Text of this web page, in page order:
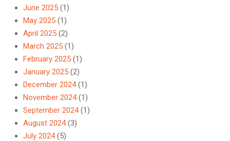
June 2025 (1)
May 2025 (1)
April 2025 (2)
March 2025 (1)
February 2025 (1)
January 2025 (2)
December 2024(1)
November 2024(1)
September 2024(1)
August 2024(3)
July 2024(5)